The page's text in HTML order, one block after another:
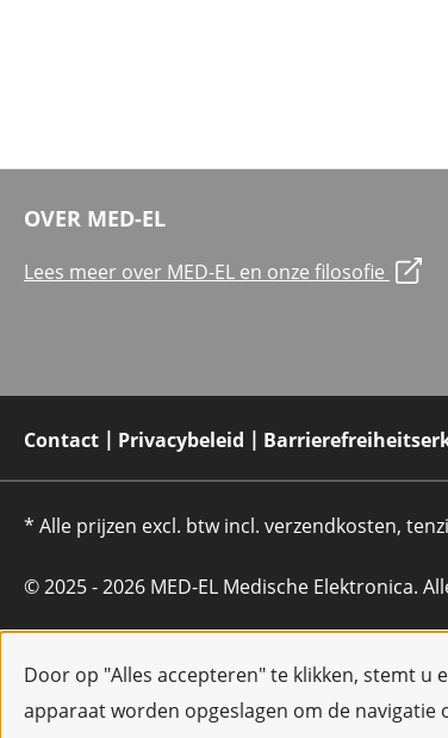
Door op "Alles accepteren" te klikken, stemt u
apparaat worden opgeslagen om de navigatie
OVER MED-EL
Lees meer over MED-EL en onze filosofie
Contact Privacybeleid
* Alle prijzen excl. btw incl. verzendkosten,
© 2025 - 2026 MED-EL Medische Elektronica.